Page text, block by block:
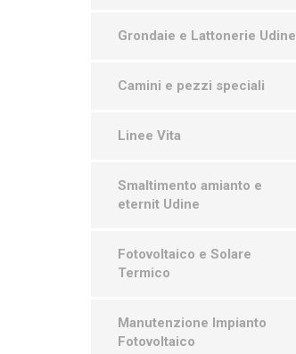
Grondaie e Lattonerie Udine
Camini e pezzi speciali
Linee Vita
Smaltimento amianto e
eternit Udine
Fotovoltaico e Solare
Termico
Manutenzione Impianto
Fotovoltaico